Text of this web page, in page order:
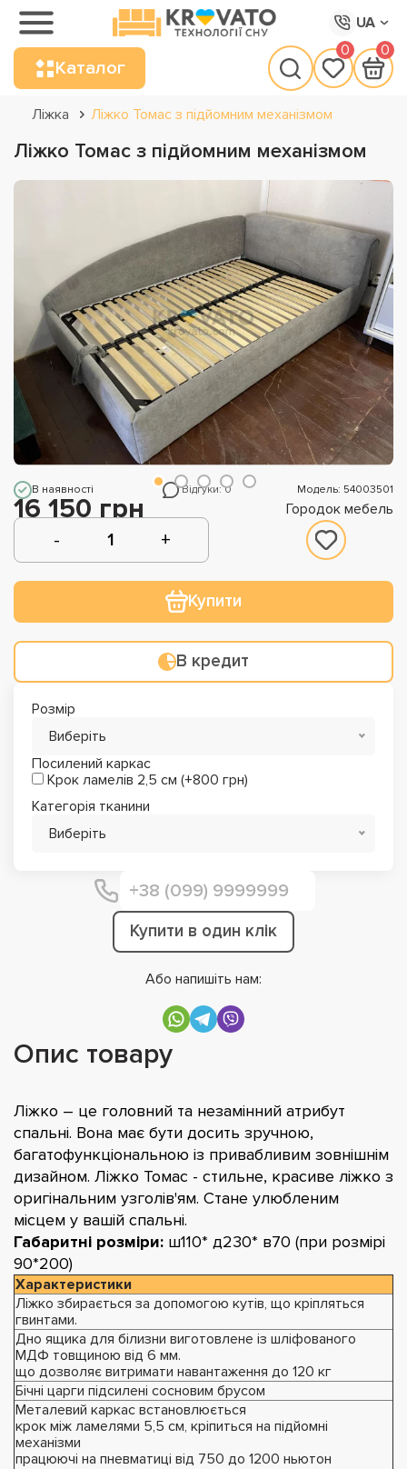
UA
Каталог
0 0
Ліжка Ліжко Томас з підйомним механізмом
Ліжко Томас з підйомним механізмом
В наявності Відгуки: 0 Модель: 54003501
16 150 грн Городок мебель
Купити
В кредит
Розмір
Виберіть
Посилений каркас
Крок ламелів 2,5 см (+800 грн)
Категорія тканини
Виберіть
Купити в один клік
Або напишіть нам:
Опис товару
Ліжко – це головний та незамінний атрибут
спальні. Вона має бути досить зручною,
багатофункціональною із привабливим зовнішнім
дизайном. Ліжко Томас - стильне, красиве ліжко з
оригінальним узголів'ям. Стане улюбленим
місцем у вашій спальні.
Габаритні розміри: ш110* д230* в70 (при розмірі
90*200)
Характеристики
Ліжко збирається за допомогою кутів, що кріпляться
гвинтами.
Дно ящика для білизни виготовлене із шліфованого
МДФ товщиною від 6 мм.
що дозволяє витримати навантаження до 120 кг
Бічні царги підсилені сосновим брусом
Металевий каркас встановлюється
крок між ламелями 5,5 см, кріпиться на підйомні
механізми
працюючі на пневматиці від 750 до 1200 ньютон